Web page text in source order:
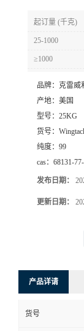
起订量 (千克)
25-1000
≥1000
品牌： 克雷威
产地： 美国
型号： 25KG
货号：
纯度： 99
cas： 68131-
发布日期：
更新日期：
产品详请
货号